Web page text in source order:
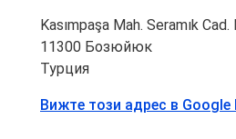
Kasımpaşa Mah. Seramık Cad.
11300 Бозюйюк
Турция
Вижте този адрес в Google